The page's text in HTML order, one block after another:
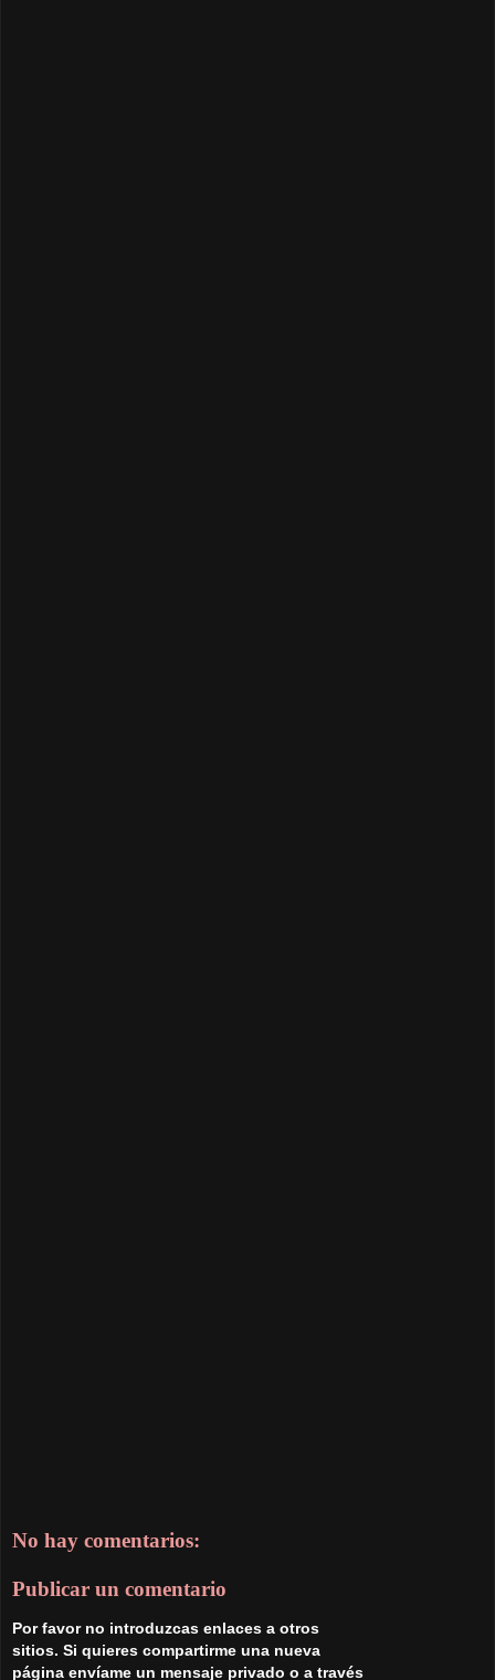
No hay comentarios:
Publicar un comentario
Por favor no introduzcas enlaces a otros
sitios. Si quieres compartirme una nueva
página envíame un mensaje privado o a través